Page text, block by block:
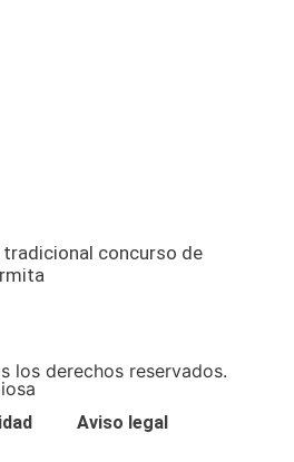
concurso de
los derechos reservados.
Aviso legal